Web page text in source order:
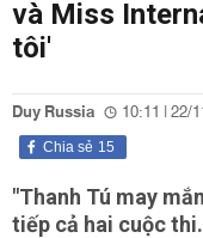
và Miss
tôi'
Duy Russia 10:11 | 22/
15
Chia sẻ
"Thanh Tú may
tiếp cả hai cuộc